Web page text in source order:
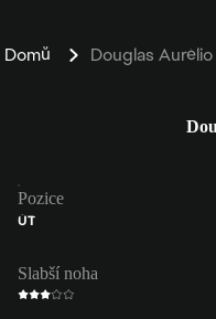
Domů Douglas Aurélio
Pozice
ÚT
Slabší noha